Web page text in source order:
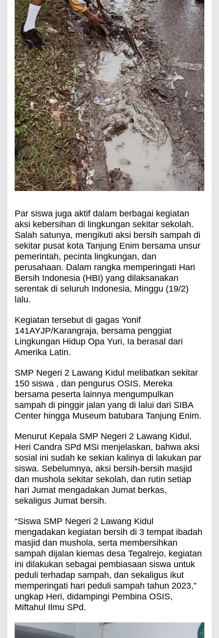
Par siswa juga aktif dalam berbagai kegiatan
aksi kebersihan di lingkungan sekitar sekolah.
Salah satunya, mengikuti aksi bersih sampah di
sekitar pusat kota Tanjung Enim bersama unsur
pemerintah, pecinta lingkungan, dan
perusahaan. Dalam rangka memperingati Hari
Bersih Indonesia (HBI) yang dilaksanakan
serentak di seluruh Indonesia, Minggu (19/2)
lalu.
Kegiatan tersebut di gagas Yonif
141AYJP/Karangraja, bersama penggiat
Lingkungan Hidup Opa Yuri, Ia berasal dari
Amerika Latin.
SMP Negeri 2 Lawang Kidul melibatkan sekitar
150 siswa , dan pengurus OSIS. Mereka
bersama peserta lainnya mengumpulkan
sampah di pinggir jalan yang di lalui dari SIBA
Center hingga Museum batubara Tanjung Enim.
Menurut Kepala SMP Negeri 2 Lawang Kidul,
Heri Candra SPd MSi menjelaskan, bahwa aksi
sosial ini sudah ke sekian kalinya di lakukan par
siswa. Sebelumnya, aksi bersih-bersih masjid
dan mushola sekitar sekolah, dan rutin setiap
hari Jumat mengadakan Jumat berkas,
sekaligus Jumat bersih.
“Siswa SMP Negeri 2 Lawang Kidul
mengadakan kegiatan bersih di 3 tempat ibadah
masjid dan mushola, serta membersihkan
sampah dijalan kiemas desa Tegalrejo, kegiatan
ini dilakukan sebagai pembiasaan siswa untuk
peduli terhadap sampah, dan sekaligus ikut
memperingati hari peduli sampah tahun 2023,”
ungkap Heri, didampingi Pembina OSIS,
Miftahul Ilmu SPd.